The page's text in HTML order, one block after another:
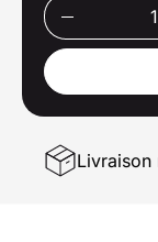
Livraison